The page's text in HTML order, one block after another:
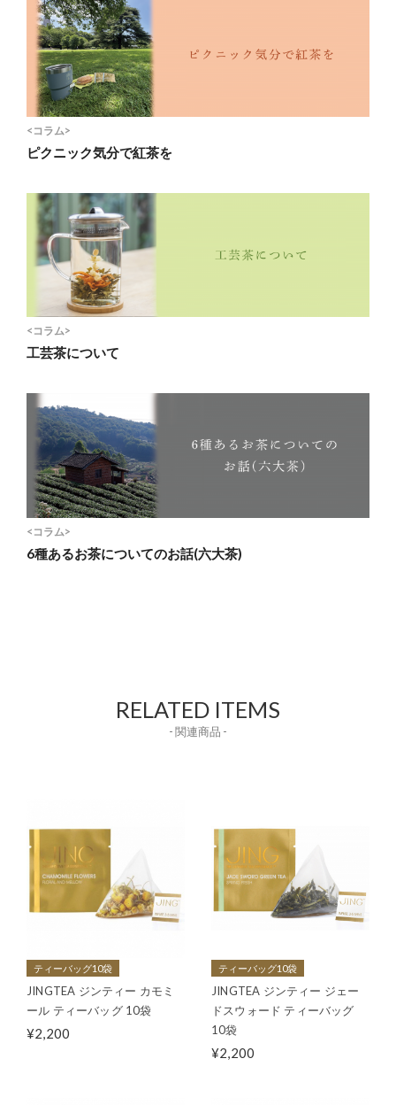
<コラム>
ピクニック気分で紅茶を
<コラム>
工芸茶について
<コラム>
6種あるお茶についてのお話(六大茶)
RELATED ITEMS
- 関連商品 -
ティーバッグ10袋
JINGTEA ジンティー カモミ
ール ティーバッグ 10袋
¥2,200
ティーバッグ10袋
JINGTEA ジンティー ジェー
ドスウォード ティーバッグ
10袋
¥2,200